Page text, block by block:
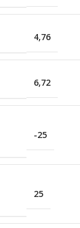
4,76
6,72
-25
25